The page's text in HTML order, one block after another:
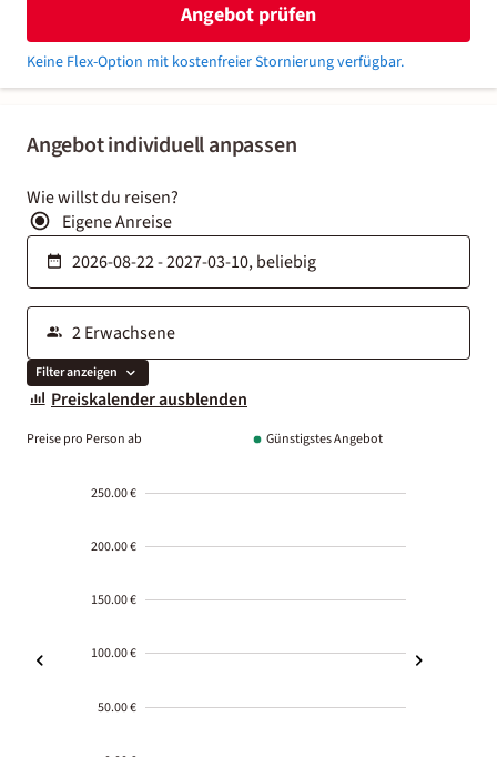
Angebot individuell anpassen
Wie willst du reisen?
Eigene Anreise
Filter anzeigen
Preiskalender ausblenden
Preise pro Person ab Günstigstes Angebot
250.00 €
200.00 €
150.00 €
100.00 €
50.00 €
Angebot prüfen
Keine Flex-Option mit kostenfreier Stornierung verfügbar.